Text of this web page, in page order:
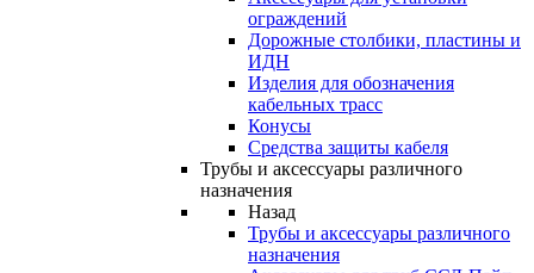
ограждений
Дорожные столбики, пластины и
ИДН
Изделия для обозначения
кабельных трасс
Конусы
Средства защиты кабеля
Трубы и аксессуары различного
назначения
Назад
Трубы и аксессуары различного
назначения